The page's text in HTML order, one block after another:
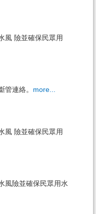
風 險並確保民眾用
管連絡。 more...
風 險並確保民眾用
風險並確保民眾用水